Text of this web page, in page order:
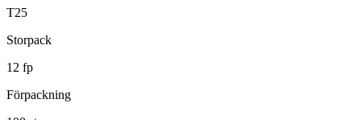
T25
Storpack
12 fp
Förpackning